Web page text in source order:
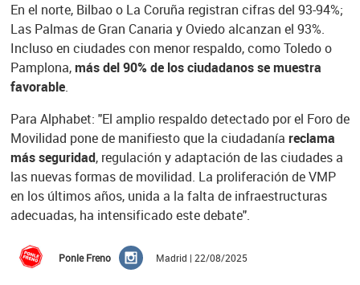
En el norte, Bilbao o La Coruña registran cifras del 93-94%;
Las Palmas de Gran Canaria y Oviedo alcanzan el 93%.
Incluso en ciudades con menor respaldo, como Toledo o
Pamplona,más del 90% de los ciudadanos se muestra
favorable.
Para Alphabet: "El amplio respaldo detectado por el Foro de
Movilidad pone de manifiesto que la ciudadanía reclama
más seguridad, regulación y adaptación de las ciudades a
las nuevas formas de movilidad. La proliferación de VMP
en los últimos años, unida a la falta de infraestructuras
adecuadas, ha intensificado este debate".
Ponle Freno Madrid | 22/08/2025